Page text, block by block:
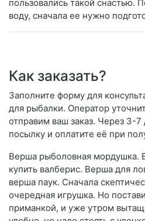
пользовались такой снастью.
воду, сначала ее нужно
Как заказать?
Заполните форму для
для рыбалки. Оператор
отправим ваш заказ. Через 3-
посылку и оплатите её при
Верша рыболовная мордушка.
купить валберис. Верша для
верша паук. Сначала
очередная игрушка. Но
приманкой, и уже утром